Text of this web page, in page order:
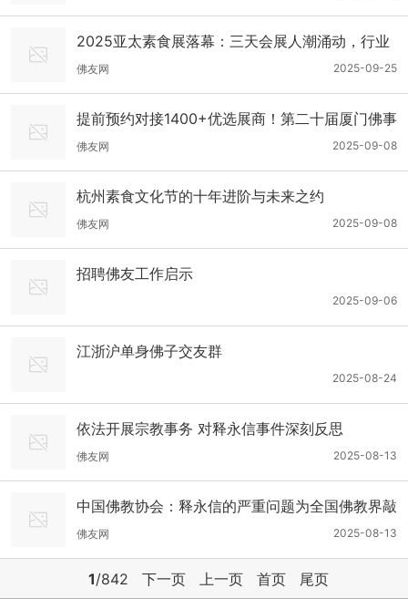
2025亚太素食展落幕：三天会展人潮涌动，行业
大咖共绘素食产业蓝图
2025-09-25
佛友网
提前预约对接1400+优选展商！第二十届厦门佛事
用品秋季展预登记全面开放！
2025-09-08
佛友网
杭州素食文化节的十年进阶与未来之约
2025-09-08
佛友网
招聘佛友工作启示
2025-09-06
江浙沪单身佛子交友群
2025-08-24
依法开展宗教事务 对释永信事件深刻反思
2025-08-13
佛友网
中国佛教协会：释永信的严重问题为全国佛教界敲
响了警钟
2025-08-13
佛友网
1/842 下一页 上一页 首页 尾页